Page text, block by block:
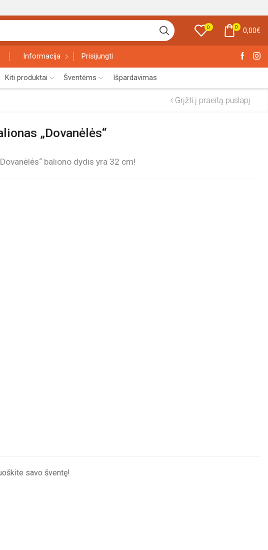
0 0 0,00€
Informacija Prisijungti
Kiti produktai Šventėms Išpardavimas
Grįžti į praeitą puslapį
„Dovanėlės“
baliono dydis yra 32 cm!
savo šventę!